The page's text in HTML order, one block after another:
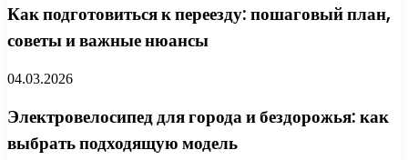
Как подготовиться к переезду: пошаговый план,
советы и важные нюансы
04.03.2026
Электровелосипед для города и бездорожья: как
выбрать подходящую модель